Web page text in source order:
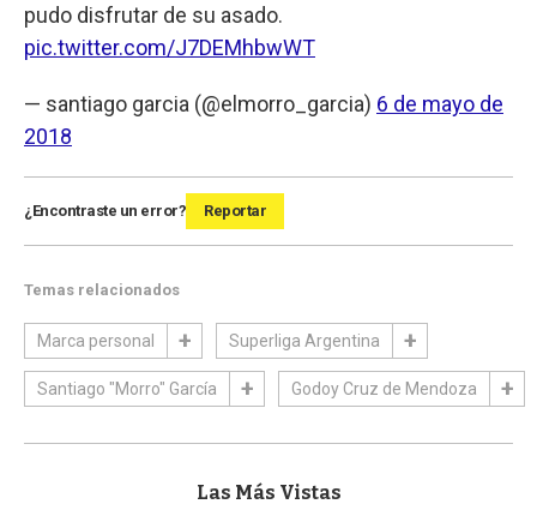
pudo disfrutar de su asado.
pic.twitter.com/J7DEMhbwWT
— santiago garcia (@elmorro_garcia) 6 de mayo de
2018
¿Encontraste un error? Reportar
Temas relacionados
Marca personal Superliga Argentina
Santiago "Morro" García Godoy Cruz de Mendoza
Las Más Vistas